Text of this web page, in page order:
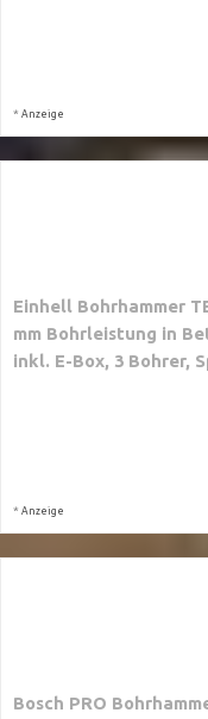
* Anzeige
Einhell Bohrhammer
mm Bohrleistung in
inkl. E-Box, 3 Bohrer,
* Anzeige
Bosch PRO